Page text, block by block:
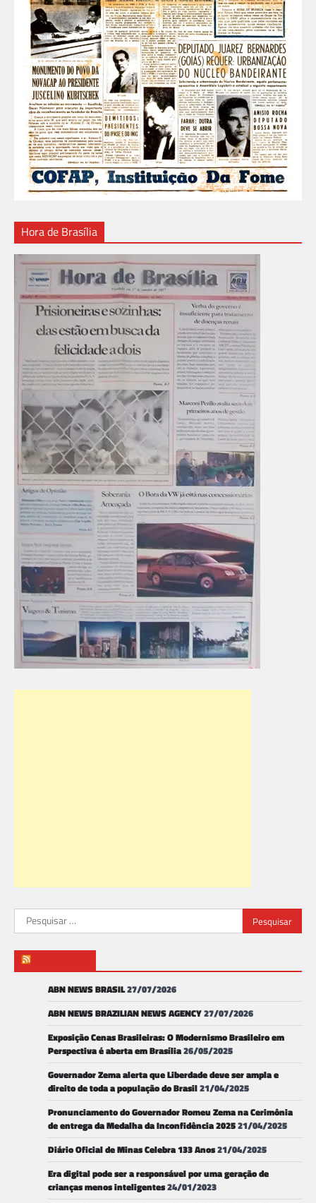
Hora de Brasília
Pesquisar
por:
ABN NEWS BRASIL27/07/2026
ABN NEWS BRAZILIAN NEWS AGENCY27/07/2026
Exposição Cenas Brasileiras: O Modernismo Brasileiro em
Perspectiva é aberta em Brasília26/05/2025
Governador Zema alerta que Liberdade deve ser ampla e
direito de toda a população do Brasil21/04/2025
Pronunciamento do Governador Romeu Zema na Cerimônia
de entrega da Medalha da Inconfidência 202521/04/2025
Diário Oficial de Minas Celebra 133 Anos21/04/2025
Era digital pode ser a responsável por uma geração de
crianças menos inteligentes24/01/2023